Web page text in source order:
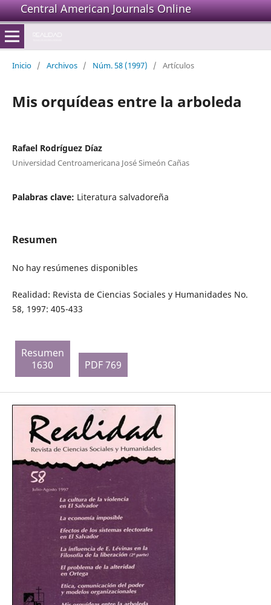
Central American Journals Online
Inicio / Archivos / Núm. 58 (1997) / Artículos
Mis orquídeas entre la arboleda
Rafael Rodríguez Díaz
Universidad Centroamericana José Simeón Cañas
Palabras clave: Literatura salvadoreña
Resumen
No hay resúmenes disponibles
Realidad: Revista de Ciencias Sociales y Humanidades No.
58, 1997: 405-433
Resumen
1630
PDF 769